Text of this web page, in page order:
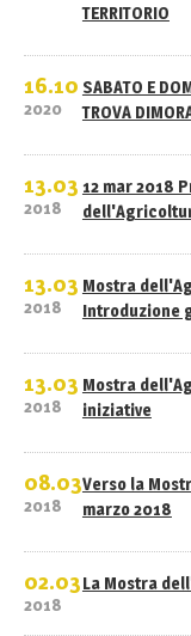
TERRITORIO
16.10
2020
SABATO E
TROVA
13.03
2018
12 mar 2018
13.03
2018
Mostra
Introduzione
13.03
2018
Mostra
iniziative
08.03
2018
Verso la
marzo 2018
02.03
2018
La Mostra